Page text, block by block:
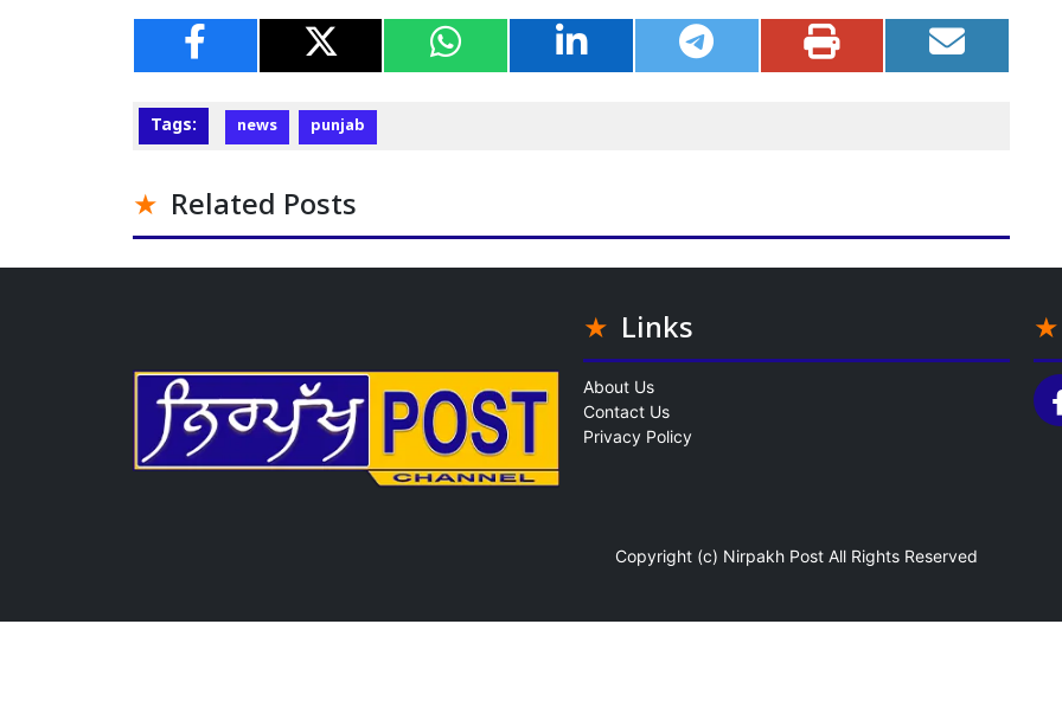
Tags: news punjab
Related Posts
Links
About Us
Contact Us
Privacy Policy
Copyright (c) Nirpakh Post All Rights Reserved